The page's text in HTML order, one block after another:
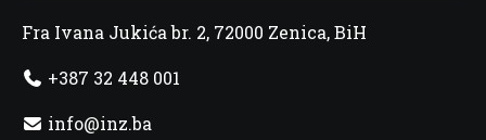
Fra Ivana Jukića br. 2, 72000 Zenica, BiH
+387 32 448 001
info@inz.ba